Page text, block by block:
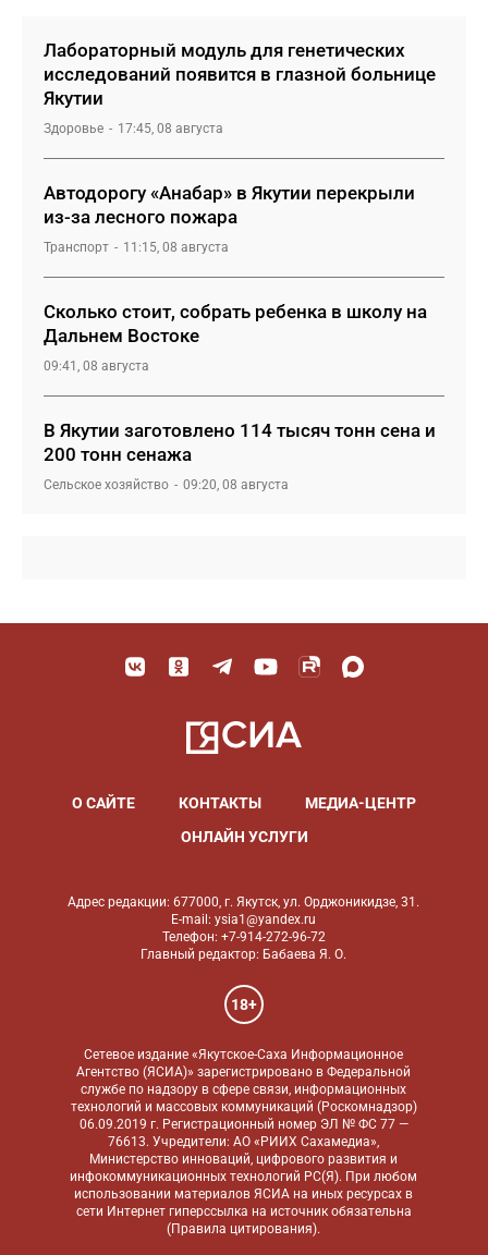
Лабораторный модуль для генетических
исследований появится в глазной больнице
Якутии
Здоровье 17:45, 08 августа
Автодорогу «Анабар» в Якутии перекрыли
из-за лесного пожара
Транспорт 11:15, 08 августа
Сколько стоит, собрать ребенка в школу на
Дальнем Востоке
09:41, 08 августа
В Якутии заготовлено 114 тысяч тонн сена и
200 тонн сенажа
Сельское хозяйство 09:20, 08 августа
О САЙТЕ КОНТАКТЫ
МЕДИА-ЦЕНТР
ОНЛАЙН УСЛУГИ
Адрес редакции: 677000, г. Якутск, ул. Орджоникидзе, 31.
E-mail: ysia1@yandex.ru
Телефон: +7-914-272-96-72
Главный редактор: Бабаева Я. О.
18+
Сетевое издание «Якутское-Саха Информационное
Агентство (ЯСИА)» зарегистрировано в Федеральной
службе по надзору в сфере связи, информационных
технологий и массовых коммуникаций (Роскомнадзор)
06.09.2019 г. Регистрационный номер ЭЛ № ФС 77 —
76613. Учредители: АО «РИИХ Сахамедиа»,
Министерство инноваций, цифрового развития и
инфокоммуникационных технологий РС(Я). При любом
использовании материалов ЯСИА на иных ресурсах в
сети Интернет гиперссылка на источник обязательна
(Правила цитирования).